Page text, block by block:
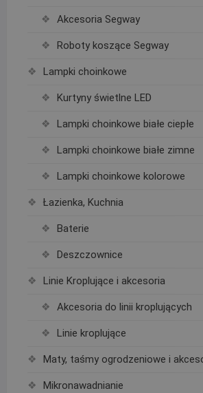
Akcesoria Segway
Roboty koszące Segway
Lampki choinkowe
Kurtyny świetlne LED
Lampki choinkowe białe ciepłe
Lampki choinkowe białe zimne
Lampki choinkowe kolorowe
Łazienka, Kuchnia
Baterie
Deszczownice
Linie Kroplujące i akcesoria
Akcesoria do linii kroplujących
Linie kroplujące
Maty, taśmy ogrodzeniowe i
Mikronawadnianie